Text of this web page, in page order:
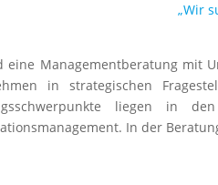
„Wir
eine Managementberatung mit
in strategischen
liegen in
In der